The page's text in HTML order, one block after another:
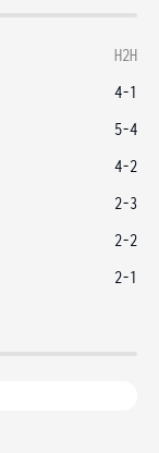
H2H
4-1
5-4
4-2
2-3
2-2
2-1